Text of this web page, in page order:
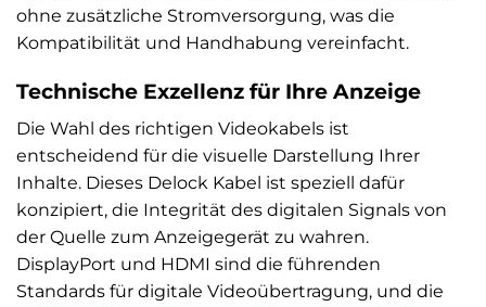
ohne zusätzliche Stromversorgung, was die
Kompatibilität und Handhabung vereinfacht.
Technische Exzellenz für Ihre Anzeige
Die Wahl des richtigen Videokabels ist
entscheidend für die visuelle Darstellung Ihrer
Inhalte. Dieses Delock Kabel ist speziell dafür
konzipiert, die Integrität des digitalen Signals von
der Quelle zum Anzeigegerät zu wahren.
DisplayPort und HDMI sind die führenden
Standards für digitale Videoübertragung, und die